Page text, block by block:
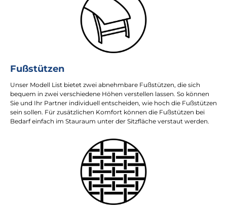
Fußstützen
Unser Modell List bietet zwei abnehmbare Fußstützen, die sich
bequem in zwei verschiedene Höhen verstellen lassen. So können
Sie und Ihr Partner individuell entscheiden, wie hoch die Fußstützen
sein sollen. Für zusätzlichen Komfort können die Fußstützen bei
Bedarf einfach im Stauraum unter der Sitzfläche verstaut werden.